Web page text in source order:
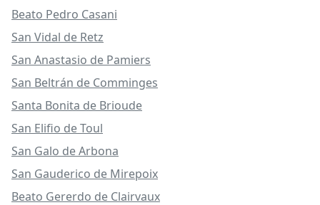
Beato Pedro Casani
San Vidal de Retz
San Anastasio de Pamiers
San Beltrán de Comminges
Santa Bonita de Brioude
San Elifio de Toul
San Galo de Arbona
San Gauderico de Mirepoix
Beato Gererdo de Clairvaux